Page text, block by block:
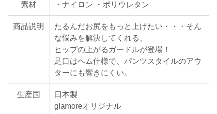
素材 ・ナイロン ・ポリウレタン
商品説明
たるんだお尻をもっと上げたい・・・そん
な悩みを解決してくれる、
ヒップの上がるガードルが登場！
足口はヘム仕様で、パンツスタイルのアウ
ターにも響きにくい。
生産国
日本製
glamoreオリジナル